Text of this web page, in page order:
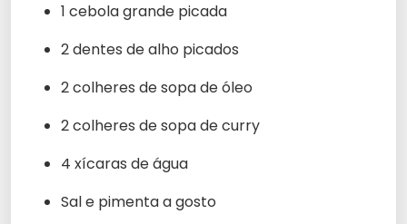
1 cebola grande picada
2 dentes de alho picados
2 colheres de sopa de óleo
2 colheres de sopa de curry
4 xícaras de água
Sal e pimenta a gosto